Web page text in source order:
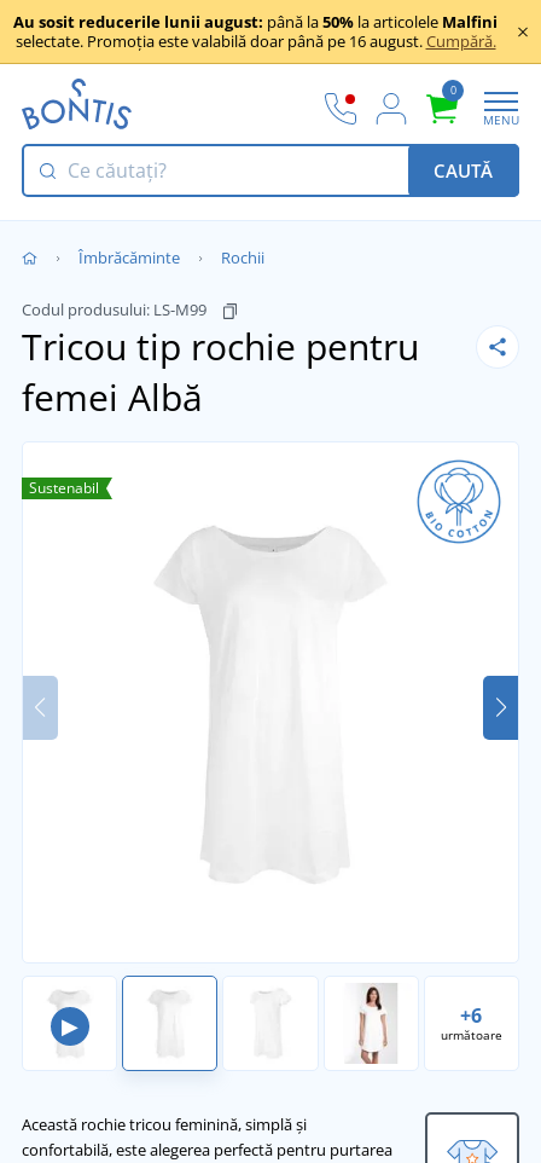
Au sosit reducerile lunii august: până la50% la articolele Malfini
selectate. Promoția este valabilă doar până pe 16 august.Cumpără.
0
MENU
CAUTĂ
Îmbrăcăminte Rochii
Codul produsului: LS-M99
Tricou tip rochie pentru
femei Albă
▶ +6
următoare
Sustenabil
Această rochie tricou feminină, simplă și
confortabilă, este alegerea perfectă pentru purtarea